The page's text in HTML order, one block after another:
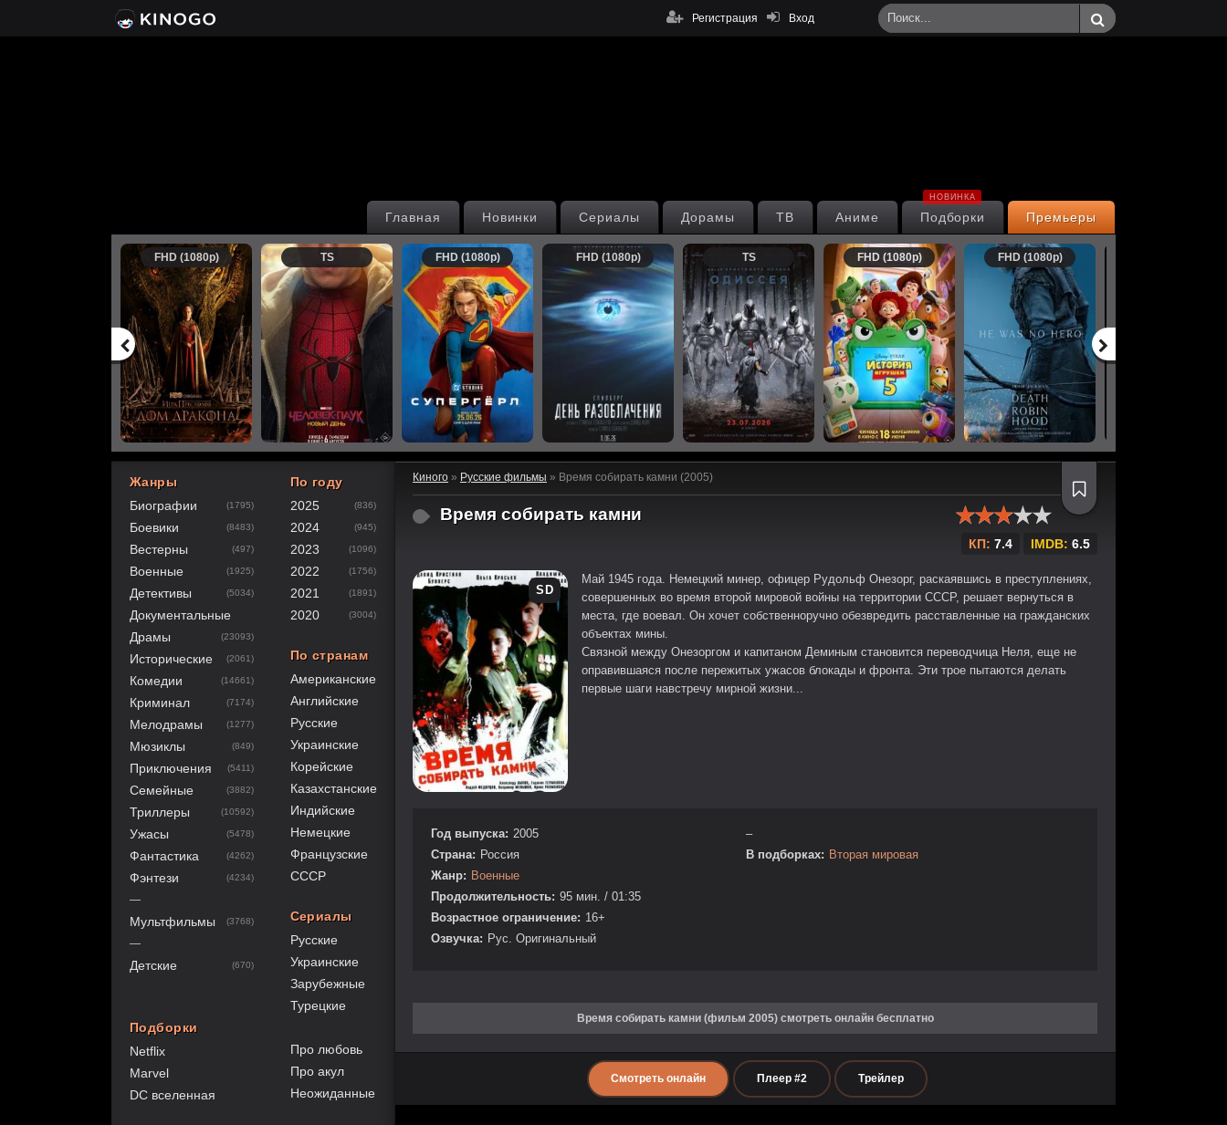
Вход
Регистрация
Премьеры
Подборки
НОВИНКА
Аниме
ТВ
Дорамы
Сериалы
Новинки
Главная
FHD (1080p) TS FHD (1080p) FHD (1080p) TS FHD (1080p) FHD (1080p)
Киного » Русские фильмы » Время собирать камни (2005)
Время собирать камни
60
1 2 3 4
КП: 7.4 IMDB: 6.5
SD
Май 1945 года. Немецкий минер, офицер Рудольф Онезорг, раскаявшись в преступлениях,
совершенных во время второй мировой войны на территории СССР, решает вернуться в
места, где воевал. Он хочет собственноручно обезвредить расставленные на гражданских
объектах мины.
Связной между Онезоргом и капитаном Деминым становится переводчица Неля, еще нe
оправившаяся после пережитых ужасов блокады и фронта. Эти трое пытаются делать
первые шаги навстречу мирной жизни...
Год выпуска: 2005
Страна: Россия
Жанр: Военные
Продолжительность: 95 мин. / 01:35
Возрастное ограничение: 16+
Озвучка: Рус. Оригинальный
–
В подборках: Вторая мировая
Время собирать камни (фильм 2005) смотреть онлайн бесплатно
Смотреть онлайн Плеер #2 Трейлер
Жанры
Биографии
(1795)
Боевики (8483)
Вестерны (497)
Военные (1925)
Детективы (5034)
Документальные
Драмы
(23093)
Исторические (2061)
Комедии (14661)
Криминал (7174)
Мелодрамы (1277)
Мюзиклы (849)
Приключения (5411)
Семейные (3882)
Триллеры (10592)
Ужасы (5478)
Фантастика (4262)
Фэнтези (4234)
—
Мультфильмы (3768)
—
Детские (670)
Подборки
Netflix
Marvel
DC вселенная
По году
2025
(836)
2024 (945)
2023 (1096)
2022 (1756)
2021 (1891)
2020 (3004)
По странам
Американские
Английские
Русские
Украинские
Корейские
Казахстанские
Индийские
Немецкие
Французские
СССР
Сериалы
Русские
Украинские
Зарубежные
Турецкие
Про любовь
Про акул
Неожиданные